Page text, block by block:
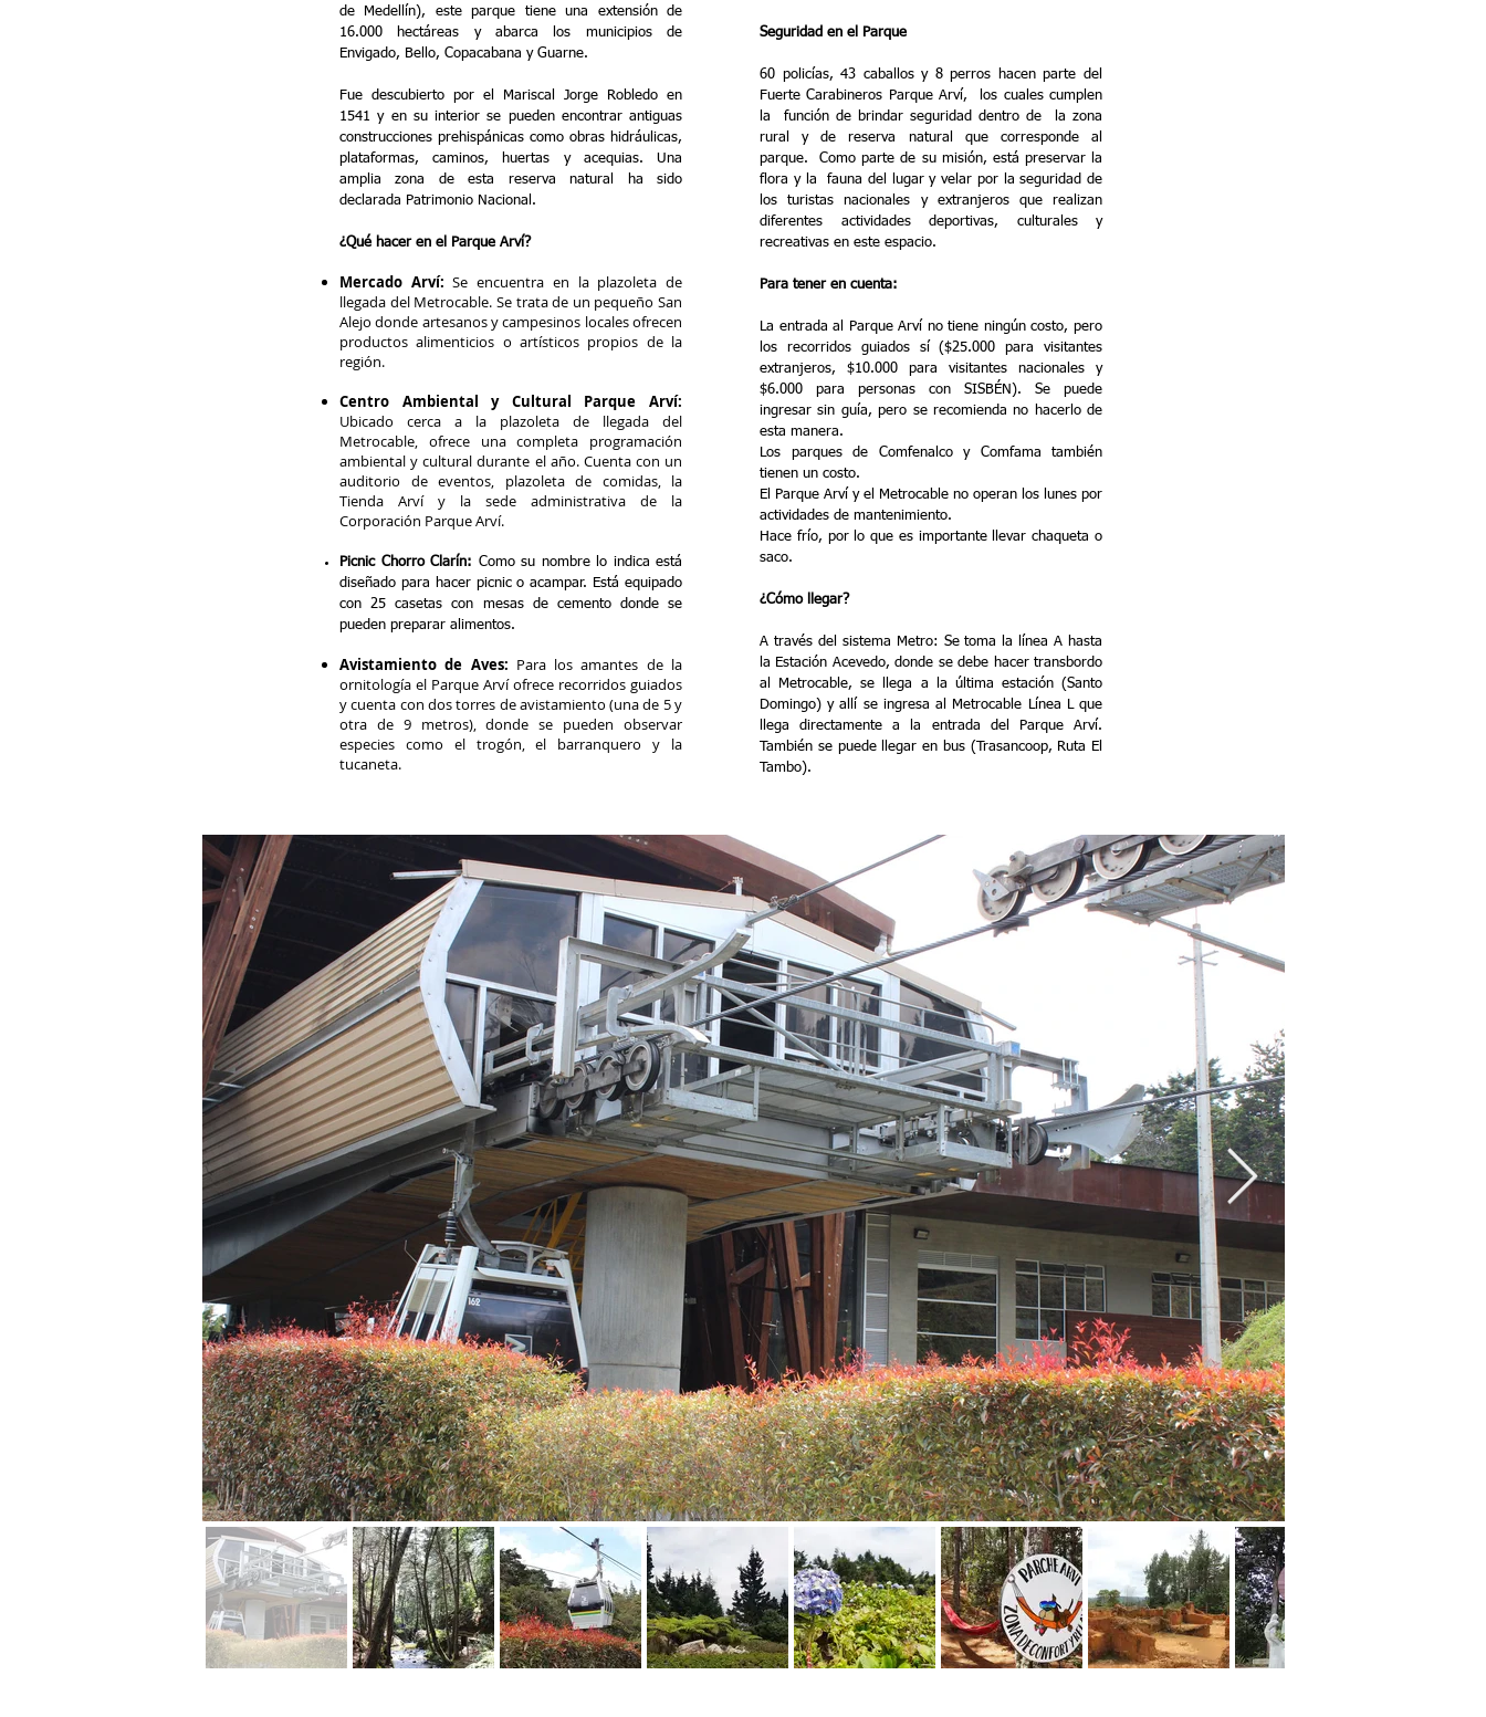
de Medellín), este parque tiene una extensión de
16.000 hectáreas y abarca los municipios de
Envigado, Bello, Copacabana y Guarne.
Fue descubierto por el Mariscal Jorge Robledo en
1541 y en su interior se pueden encontrar antiguas
construcciones prehispánicas como obras hidráulicas,
plataformas, caminos, huertas y acequias. Una
amplia zona de esta reserva natural ha sido
declarada Patrimonio Nacional.
¿Qué hacer en el Parque Arví?
Mercado Arví:Se encuentra en la plazoleta de
llegada del Metrocable. Se trata de un pequeño San
Alejo donde artesanos y campesinos locales ofrecen
productos alimenticios o artísticos propios de la
región.
Centro Ambiental y Cultural Parque Arví:
Ubicado cerca a la plazoleta de llegada del
Metrocable, ofrece una completa programación
ambiental y cultural durante el año. Cuenta con un
auditorio de eventos, plazoleta de comidas, la
Tienda Arví y la sede administrativa de la
Corporación Parque Arví.
Picnic Chorro Clarín: Como su nombre lo indica está
diseñado para hacer picnic o acampar. Está equipado
con 25 casetas con mesas de cemento donde se
pueden preparar alimentos.
Avistamiento de Aves: Para los amantes de la
ornitología el Parque Arví ofrece recorridos guiados
y cuenta con dos torres de avistamiento (una de 5 y
otra de 9 metros), donde se pueden observar
especies como el trogón, el barranquero y la
tucaneta.
Seguridad en el Parque
60 policías, 43 caballos y 8 perros hacen parte del
Fuerte Carabineros Parque Arví, los cuales cumplen
la función de brindar seguridad dentro de la zona
rural y de reserva natural que corresponde al
parque. Como parte de su misión, está preservar la
flora y la fauna del lugar y velar por la seguridad de
los turistas nacionales y extranjeros que realizan
diferentes actividades deportivas, culturales y
recreativas en este espacio.
Para tener en cuenta:
La entrada al Parque Arví no tiene ningún costo, pero
los recorridos guiados sí ($25.000 para visitantes
extranjeros, $10.000 para visitantes nacionales y
$6.000 para personas con SISBÉN). Se puede
ingresar sin guía, pero se recomienda no hacerlo de
esta manera.
Los parques de Comfenalco y Comfama también
tienen un costo.
El Parque Arví y el Metrocable no operan los lunes por
actividades de mantenimiento.
Hace frío, por lo que es importante llevar chaqueta o
saco.
¿Cómo llegar?
A través del sistema Metro: Se toma la línea A hasta
la Estación Acevedo, donde se debe hacer transbordo
al Metrocable, se llega a la última estación (Santo
Domingo) y allí se ingresa al Metrocable Línea L que
llega directamente a la entrada del Parque Arví.
También se puede llegar en bus (Trasancoop, Ruta El
Tambo).